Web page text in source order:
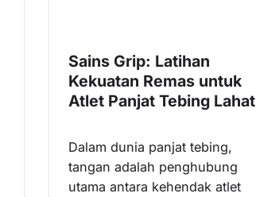
Sains Grip: Latihan
Kekuatan Remas untuk
Atlet Panjat Tebing Lahat
Dalam dunia panjat tebing,
tangan adalah penghubung
utama antara kehendak atlet